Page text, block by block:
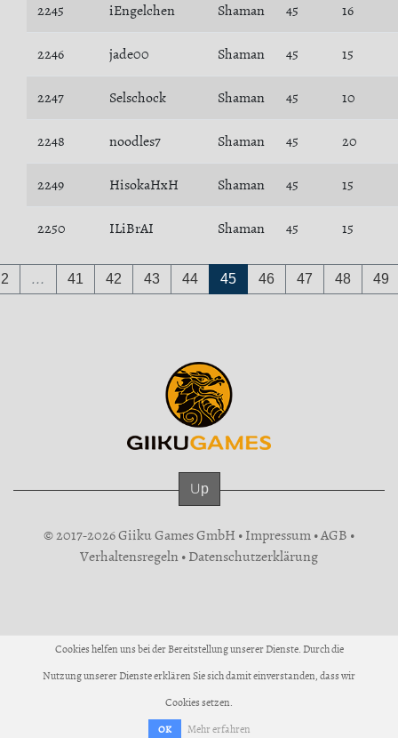
2245 iEngelchen Shaman 45 16
2246 jade00 Shaman 45 15
2247 Selschock Shaman 45 10
2248 noodles7 Shaman 45 20
2249 HisokaHxH Shaman 45 15
2250 ILiBrAI Shaman 45 15
2 … 41 42 43 44 45 46 47 48 49
Up
© 2017-2026 Giiku Games GmbH •Impressum•AGB •
Verhaltensregeln•Datenschutzerklärung
Cookies helfen uns bei der Bereitstellung unserer Dienste. Durch die
Nutzung unserer Dienste erklären Sie sich damit einverstanden, dass wir
Cookies setzen.
OK Mehr erfahren